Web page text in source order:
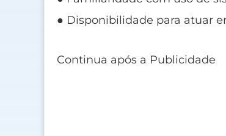
● Disponibilidade para atuar
Continua após a Publicidade